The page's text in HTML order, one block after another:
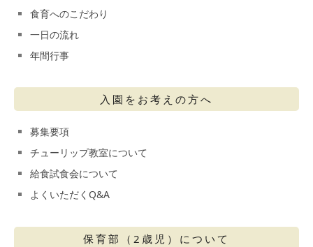
食育へのこだわり
一日の流れ
年間行事
入園をお考えの方へ
募集要項
チューリップ教室について
給食試食会について
よくいただくQ&A
保育部（2歳児）について